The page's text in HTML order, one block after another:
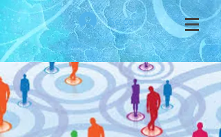
Se connecter